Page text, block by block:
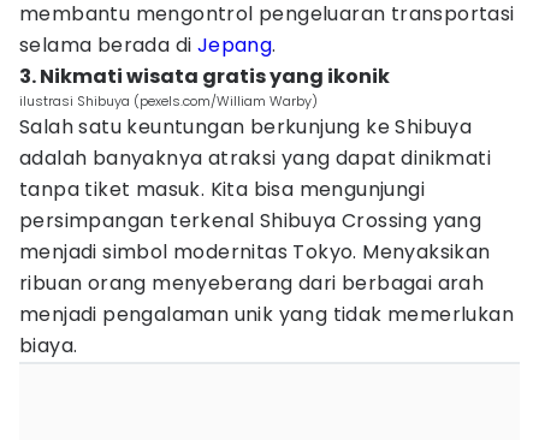
membantu mengontrol pengeluaran transportasi
selama berada di Jepang.
3. Nikmati wisata gratis yang ikonik
ilustrasi Shibuya (pexels.com/William Warby)
Salah satu keuntungan berkunjung ke Shibuya
adalah banyaknya atraksi yang dapat dinikmati
tanpa tiket masuk. Kita bisa mengunjungi
persimpangan terkenal Shibuya Crossing yang
menjadi simbol modernitas Tokyo. Menyaksikan
ribuan orang menyeberang dari berbagai arah
menjadi pengalaman unik yang tidak memerlukan
biaya.